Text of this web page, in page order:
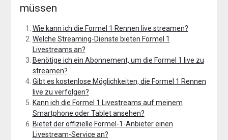
müssen
Wie kann ich die Formel 1 Rennen live streamen?
Welche Streaming-Dienste bieten Formel 1
Livestreams an?
Benötige ich ein Abonnement, um die Formel 1 live zu
streamen?
Gibt es kostenlose Möglichkeiten, die Formel 1 Rennen
live zu verfolgen?
Kann ich die Formel 1 Livestreams auf meinem
Smartphone oder Tablet ansehen?
Bietet der offizielle Formel-1-Anbieter einen
Livestream-Service an?